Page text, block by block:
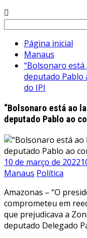
Pesquisar
Página inicial
Manaus
“Bolsonaro está
deputado Pablo
do IPI
“Bolsonaro está ao
deputado Pablo ao
10 de março de 2022
Manaus Política
Amazonas – “O
comprometeu em
que prejudicava a
deputado Delegado